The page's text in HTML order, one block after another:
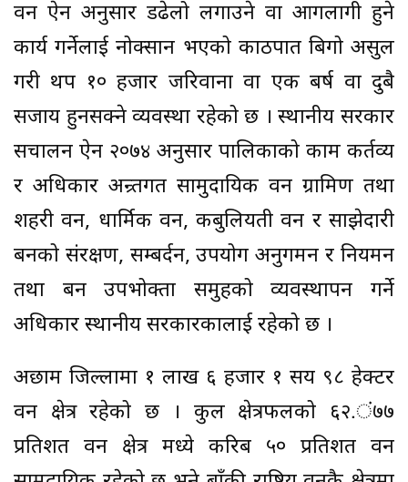
वन ऐन अनुसार डढेलो लगाउने वा आगलागी हुने
कार्य गर्नेलाई नोक्सान भएको काठपात बिगो असुल
गरी थप १० हजार जरिवाना वा एक बर्ष वा दुबै
सजाय हुनसक्ने व्यवस्था रहेको छ । स्थानीय सरकार
सचालन ऐन २०७४ अनुसार पालिकाको काम कर्तव्य
र अधिकार अन्र्तगत सामुदायिक वन ग्रामिण तथा
शहरी वन, धार्मिक वन, कबुलियती वन र साझेदारी
बनको संरक्षण, सम्बर्दन, उपयोग अनुगमन र नियमन
तथा बन उपभोक्ता समुहको व्यवस्थापन गर्ने
अधिकार स्थानीय सरकारकालाई रहेको छ ।
अछाम जिल्लामा १ लाख ६ हजार १ सय ९८ हेक्टर
वन क्षेत्र रहेको छ । कुल क्षेत्रफलको ६२.ं७७
प्रतिशत वन क्षेत्र मध्ये करिब ५० प्रतिशत वन